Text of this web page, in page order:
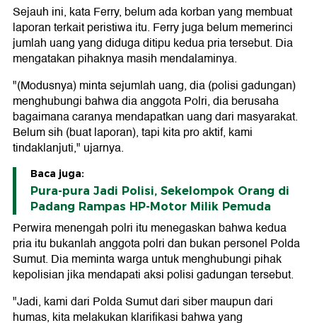
Sejauh ini, kata Ferry, belum ada korban yang membuat
laporan terkait peristiwa itu. Ferry juga belum memerinci
jumlah uang yang diduga ditipu kedua pria tersebut. Dia
mengatakan pihaknya masih mendalaminya.
"(Modusnya) minta sejumlah uang, dia (polisi gadungan)
menghubungi bahwa dia anggota Polri, dia berusaha
bagaimana caranya mendapatkan uang dari masyarakat.
Belum sih (buat laporan), tapi kita pro aktif, kami
tindaklanjuti," ujarnya.
Baca juga:
Pura-pura Jadi Polisi, Sekelompok Orang di
Padang Rampas HP-Motor Milik Pemuda
Perwira menengah polri itu menegaskan bahwa kedua
pria itu bukanlah anggota polri dan bukan personel Polda
Sumut. Dia meminta warga untuk menghubungi pihak
kepolisian jika mendapati aksi polisi gadungan tersebut.
"Jadi, kami dari Polda Sumut dari siber maupun dari
humas, kita melakukan klarifikasi bahwa yang